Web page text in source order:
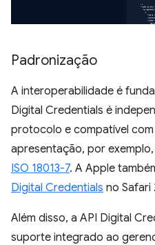
Padronização
A interoperabilidade é
Digital Credentials é
protocolo e compatível
apresentação, por exemplo,
ISO 18013-7. A Apple
Digital Credentials no Safari
Além disso, a API Digital
suporte integrado ao